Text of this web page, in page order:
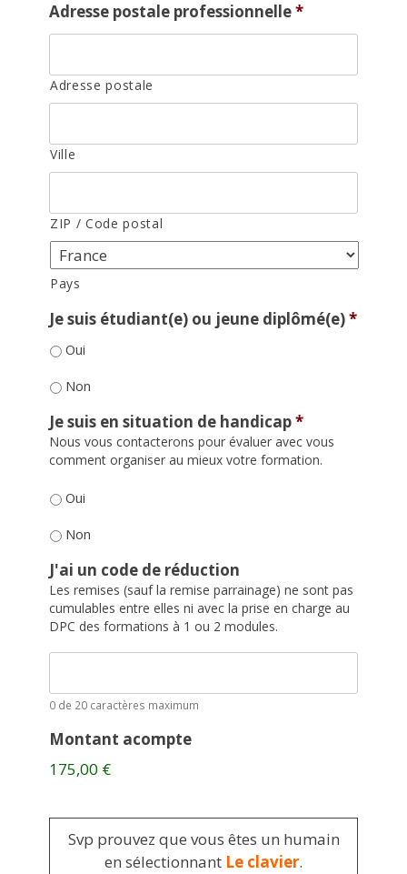
Adresse postale professionnelle*
Adresse postale
Ville
ZIP / Code postal
Pays
Je suis étudiant(e) ou jeune diplômé(e)*
Oui
Non
Je suis en situation de handicap*
Nous vous contacterons pour évaluer avec vous
comment organiser au mieux votre formation.
Oui
Non
J'ai un code de réduction
Les remises (sauf la remise parrainage) ne sont pas
cumulables entre elles ni avec la prise en charge au
DPC des formations à 1 ou 2 modules.
0 de 20 caractères maximum
Montant acompte
175,00 €
Svp prouvez que vous êtes un humain
en sélectionnant Le clavier.